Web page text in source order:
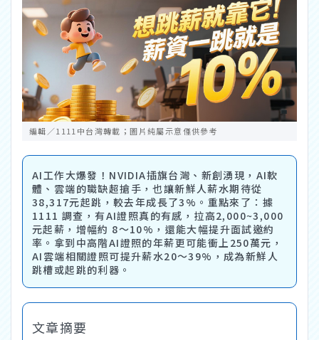
編輯／1111中台灣轉載；圖片純屬示意僅供參考
AI工作大爆發！NVIDIA插旗台灣、新創湧現，AI軟
體、雲端的職缺超搶手，也讓新鮮人薪水期待從
38,317元起跳，較去年成長了3%。重點來了：據
1111 調查，有AI證照真的有感，拉高2,000~3,000
元起薪，增幅約 8～10%，還能大幅提升面試邀約
率。拿到中高階AI證照的年薪更可能衝上250萬元，
AI雲端相關證照可提升薪水20～39%，成為新鮮人
跳槽或起跳的利器。
文章摘要